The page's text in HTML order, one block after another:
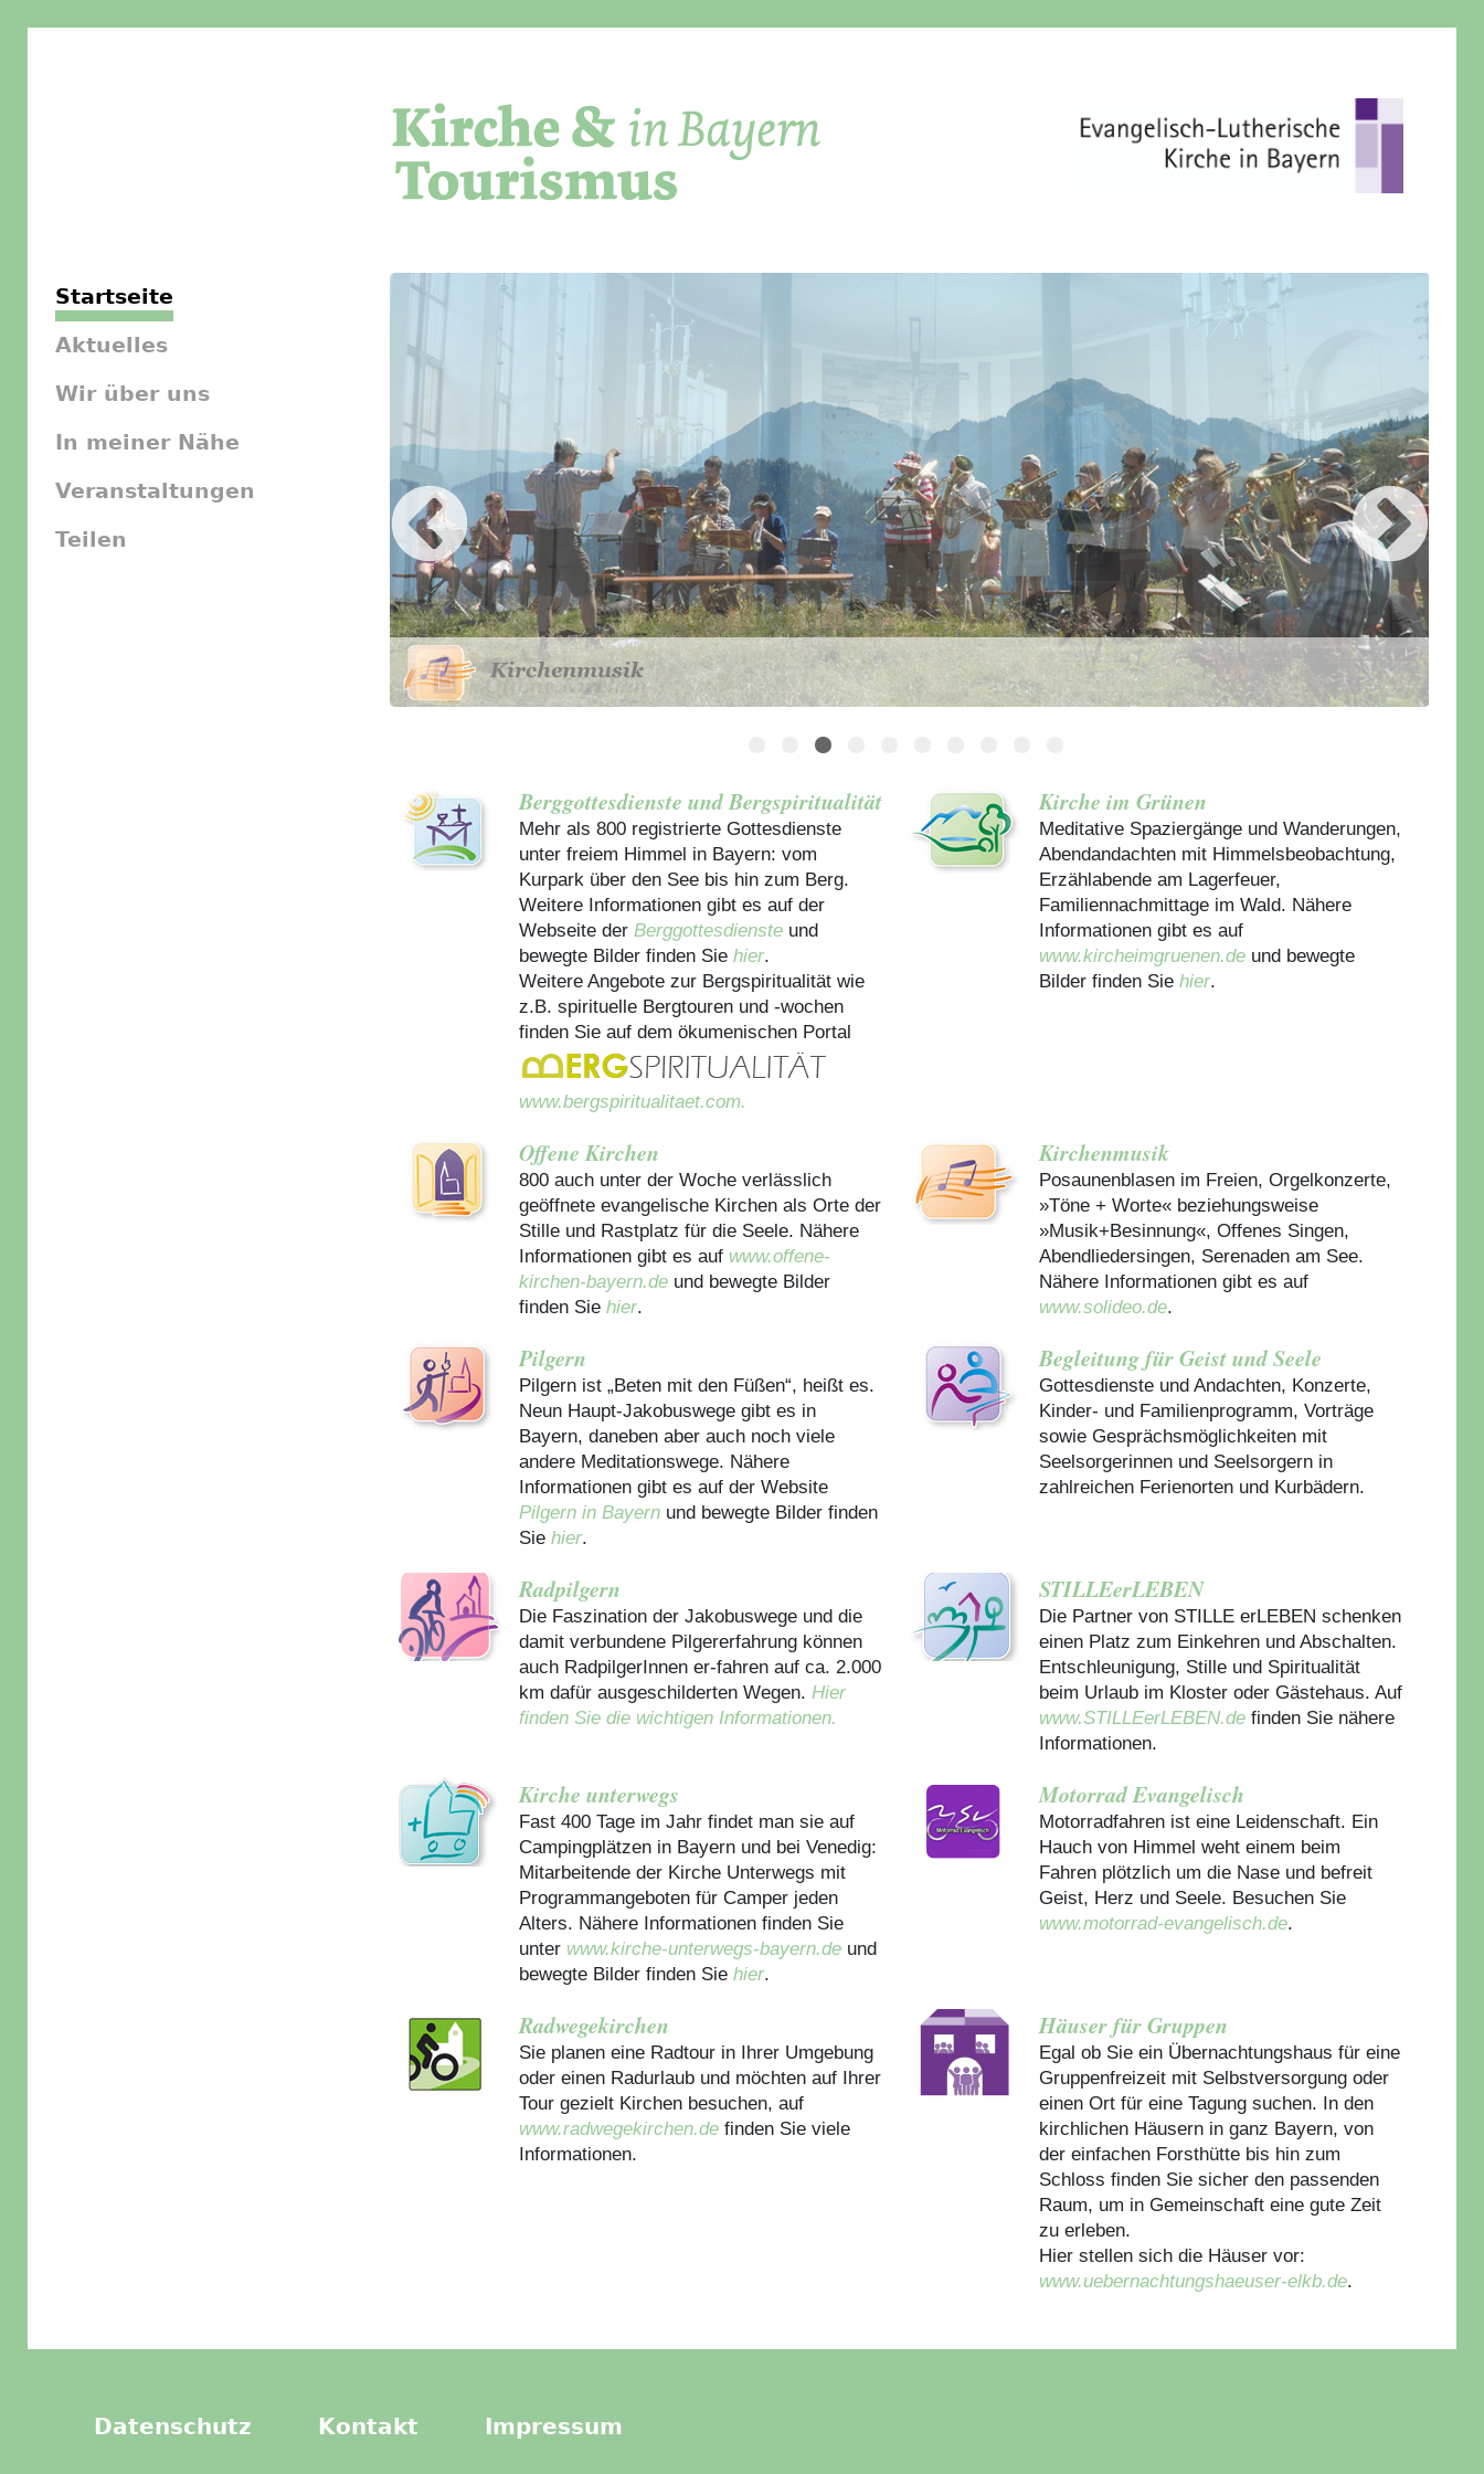
Startseite
Aktuelles
Wir über uns
In meiner Nähe
Veranstaltungen
Teilen
Slider Icon
Bild
Häuser für Gruppen
Berggottesdienste und Bergspiritualität
Mehr als 800 registrierte Gottesdienste
unter freiem Himmel in Bayern: vom
Kurpark über den See bis hin zum Berg.
Weitere Informationen gibt es auf der
Webseite der Berggottesdienste und
bewegte Bilder finden Sie hier.
Weitere Angebote zur Bergspiritualität wie
z.B. spirituelle Bergtouren und -wochen
finden Sie auf dem ökumenischen Portal
www.bergspiritualitaet.com.
Kirche im Grünen
Meditative Spaziergänge und Wanderungen,
Abendandachten mit Himmelsbeobachtung,
Erzählabende am Lagerfeuer,
Familiennachmittage im Wald. Nähere
Informationen gibt es auf
www.kircheimgruenen.deund bewegte
Bilder finden Siehier.
Offene Kirchen
800 auch unter der Woche verlässlich
geöffnete evangelische Kirchen als Orte der
Stille und Rastplatz für die Seele. Nähere
Informationen gibt es auf www.offene-
kirchen-bayern.de und bewegte Bilder
finden Sie hier.
Kirchenmusik
Posaunenblasen im Freien, Orgelkonzerte,
»Töne + Worte« beziehungsweise
»Musik+Besinnung«, Offenes Singen,
Abendliedersingen, Serenaden am See.
Nähere Informationen gibt es auf
www.solideo.de.
Pilgern
Pilgern ist „Beten mit den Füßen“, heißt es.
Neun Haupt-Jakobuswege gibt es in
Bayern, daneben aber auch noch viele
andere Meditationswege. Nähere
Informationen gibt es auf der Website
Pilgern in Bayern und bewegte Bilder finden
Sie hier.
Begleitung für Geist und Seele
Gottesdienste und Andachten, Konzerte,
Kinder- und Familienprogramm, Vorträge
sowie Gesprächsmöglichkeiten mit
Seelsorgerinnen und Seelsorgern in
zahlreichen Ferienorten und Kurbädern.
Radpilgern
Die Faszination der Jakobuswege und die
damit verbundene Pilgererfahrung können
auch RadpilgerInnen er-fahren auf ca. 2.000
km dafür ausgeschilderten Wegen. Hier
finden Sie die wichtigen Informationen.
STILLEerLEBEN
Die Partner von STILLE erLEBEN schenken
einen Platz zum Einkehren und Abschalten.
Entschleunigung, Stille und Spiritualität
beim Urlaub im Kloster oder Gästehaus. Auf
www.STILLEerLEBEN.definden Sie nähere
Informationen.
Kirche unterwegs
Fast 400 Tage im Jahr findet man sie auf
Campingplätzen in Bayern und bei Venedig:
Mitarbeitende der Kirche Unterwegs mit
Programmangeboten für Camper jeden
Alters. Nähere Informationen finden Sie
unter www.kirche-unterwegs-bayern.de und
bewegte Bilder finden Sie hier.
Motorrad Evangelisch
Motorradfahren ist eine Leidenschaft. Ein
Hauch von Himmel weht einem beim
Fahren plötzlich um die Nase und befreit
Geist, Herz und Seele. Besuchen Sie
www.motorrad-evangelisch.de.
Radwegekirchen
Sie planen eine Radtour in Ihrer Umgebung
oder einen Radurlaub und möchten auf Ihrer
Tour gezielt Kirchen besuchen, auf
www.radwegekirchen.de finden Sie viele
Informationen.
Häuser für Gruppen
Egal ob Sie ein Übernachtungshaus für eine
Gruppenfreizeit mit Selbstversorgung oder
einen Ort für eine Tagung suchen. In den
kirchlichen Häusern in ganz Bayern, von
der einfachen Forsthütte bis hin zum
Schloss finden Sie sicher den passenden
Raum, um in Gemeinschaft eine gute Zeit
zu erleben.
Hier stellen sich die Häuser vor:
www.uebernachtungshaeuser-elkb.de.
Datenschutz Kontakt Impressum